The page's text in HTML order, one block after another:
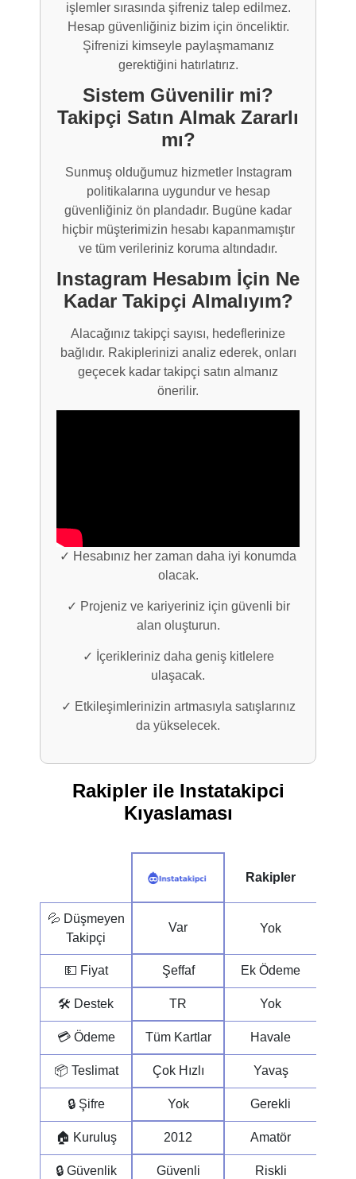
işlemler sırasında şifreniz talep edilmez.
Hesap güvenliğiniz bizim için önceliktir.
Şifrenizi kimseyle paylaşmamanız
gerektiğini hatırlatırız.
Sistem Güvenilir mi?
Takipçi Satın Almak Zararlı
mı?
Sunmuş olduğumuz hizmetler Instagram
politikalarına uygundur ve hesap
güvenliğiniz ön plandadır. Bugüne kadar
hiçbir müşterimizin hesabı kapanmamıştır
ve tüm verileriniz koruma altındadır.
Instagram Hesabım İçin Ne
Kadar Takipçi Almalıyım?
Alacağınız takipçi sayısı, hedeflerinize
bağlıdır. Rakiplerinizi analiz ederek, onları
geçecek kadar takipçi satın almanız
önerilir.
✓ Hesabınız her zaman daha iyi konumda
olacak.
✓ Projeniz ve kariyeriniz için güvenli bir
alan oluşturun.
✓ İçerikleriniz daha geniş kitlelere
ulaşacak.
✓ Etkileşimlerinizin artmasıyla satışlarınız
da yükselecek.
Rakipler ile Instatakipci
Kıyaslaması
Rakipler
💦 Düşmeyen
Takipçi
Var Yok
💵 Fiyat Şeffaf Ek Ödeme
🛠 Destek TR Yok
💳 Ödeme Tüm Kartlar Havale
📦 Teslimat Çok Hızlı Yavaş
🔒 Şifre Yok Gerekli
🏠 Kuruluş 2012 Amatör
🔒 Güvenlik Güvenli Riskli